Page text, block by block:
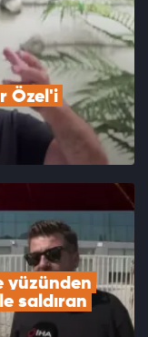
Özel'i
yüzünden
saldıran